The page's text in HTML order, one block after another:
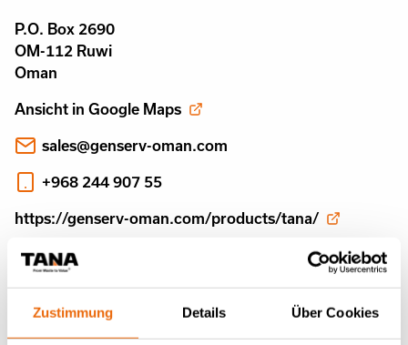
Zustimmung Details Über Cookies
P.O. Box 2690
OM-112 Ruwi
Oman
Ansicht in Google Maps
sales@genserv-oman.com
+968 244 907 55
https://genserv-oman.com/products/tana/